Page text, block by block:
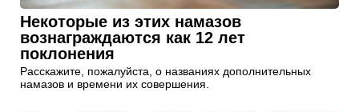
Некоторые из этих намазов
вознаграждаются как 12 лет
поклонения
Расскажите, пожалуйста, о названиях дополнительных
намазов и времени их совершения.